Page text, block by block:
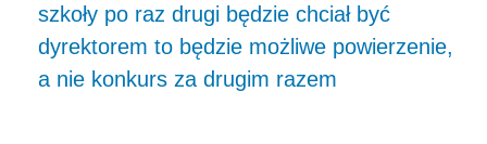
szkoły po raz drugi będzie chciał być
dyrektorem to będzie możliwe powierzenie,
a nie konkurs za drugim razem